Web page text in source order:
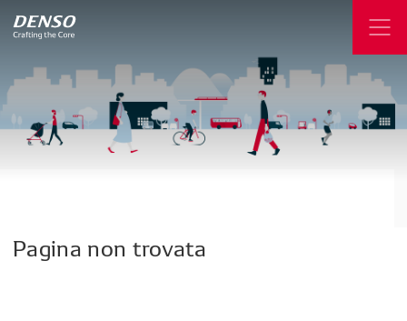
Pagina non trovata